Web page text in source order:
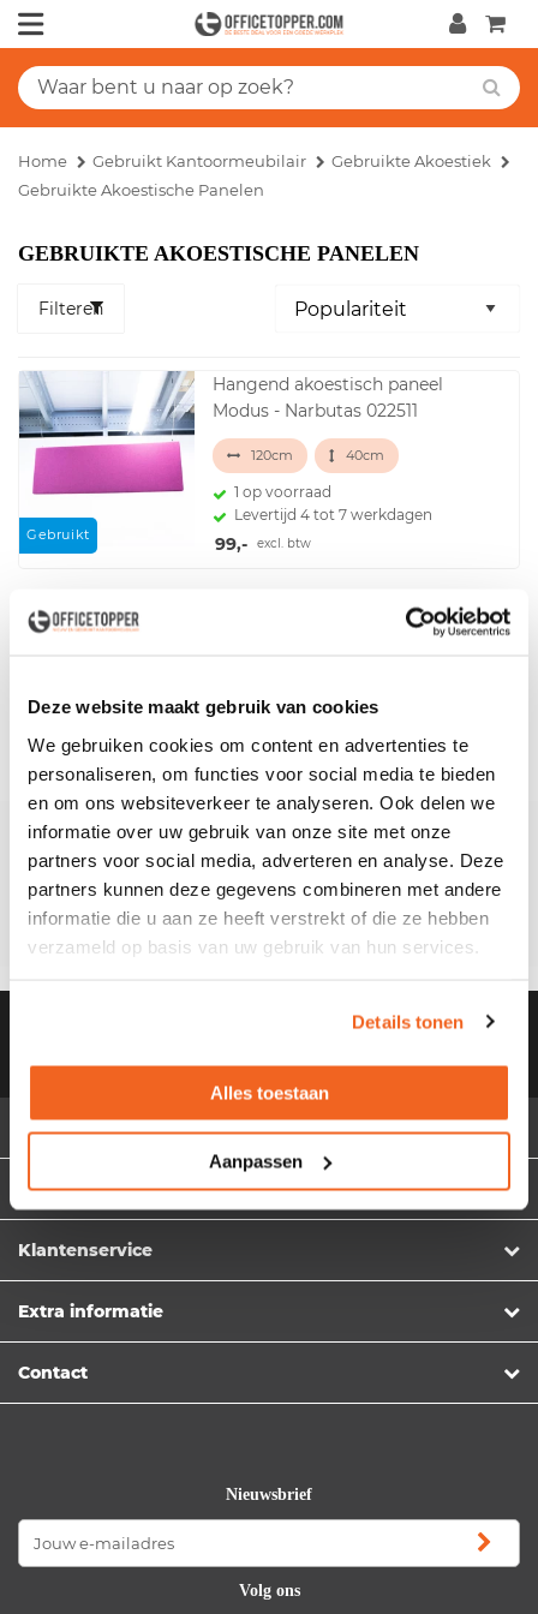
Deze website maakt gebruik van cookies
We gebruiken cookies om content en advertenties te
personaliseren, om functies voor social media te bieden
en om ons websiteverkeer te analyseren. Ook delen we
informatie over uw gebruik van onze site met onze
partners voor social media, adverteren en analyse. Deze
partners kunnen deze gegevens combineren met andere
informatie die u aan ze heeft verstrekt of die ze hebben
verzameld op basis van uw gebruik van hun services.
Details tonen
Alles toestaan
Aanpassen
Home Gebruikt Kantoormeubilair
Gebruikte Akoestiek
Gebruikte Akoestische Panelen
GEBRUIKTE AKOESTISCHE PANELEN
Filteren
Gebruikt
Hangend akoestisch paneel
Modus - Narbutas 022511
120cm 40cm
1 op voorraad
Levertijd 4 tot 7 werkdagen
99,- excl. btw
Klantenservice
Stuur ons een e-mail
Bel +31 (0)162 580654
Nieuwe kantoormeubelen
Gebruikte kantoormeubelen
Klantenservice
Extra informatie
Contact
Nieuwsbrief
Volg ons